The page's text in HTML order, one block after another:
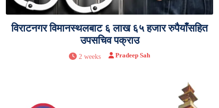
विराटनगर विमानस्थलबाट ६ लाख ६५ हजार रुपैयाँसहित
उपसचिव पक्राउ
2 weeks Pradeep Sah